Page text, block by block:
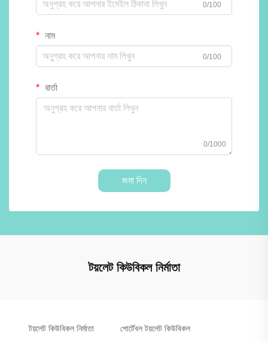
0/100
নাম
0/100
বার্তা
0/1000
জমা দিন
টয়লেট কিউবিকল নির্মাতা
টয়লেট কিউবিকল নির্মাতা পোর্টেবল টয়লেট কিউবিকল